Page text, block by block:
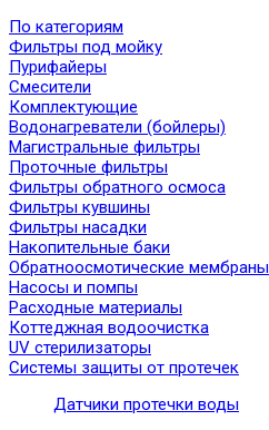
По категориям
Фильтры под мойку
Пурифайеры
Смесители
Комплектующие
Водонагреватели (бойлеры)
Магистральные фильтры
Проточные фильтры
Фильтры обратного осмоса
Фильтры кувшины
Фильтры насадки
Накопительные баки
Обратноосмотические мембраны
Насосы и помпы
Расходные материалы
Коттеджная водоочистка
UV стерилизаторы
Системы защиты от протечек
Датчики протечки воды